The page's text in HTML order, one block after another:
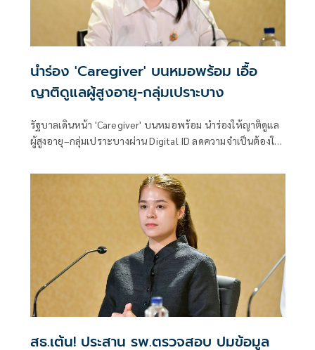
นำร่อง 'Caregiver' บนหมอพร้อม เอื้อ
ญาติดูแลผู้สูงอายุ-กลุ่มเปราะบาง
รัฐบาลเดินหน้า 'Caregiver' บนหมอพร้อม นำร่องให้ญาติดูแล
ผู้สูงอายุ–กลุ่มเปราะบางผ่าน Digital ID ลดความจำเป็นต้องใช้
สธ.เต้น! ประสาน รพ.ตรวจสอบ ปมข้อมูล